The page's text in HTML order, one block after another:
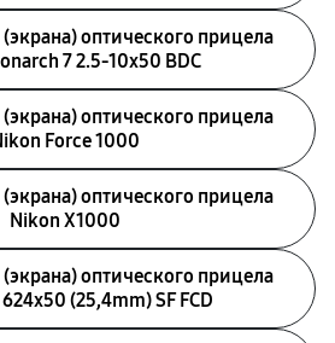
оптического прицела
7 2.5-10x50 BDC
оптического прицела
Force 1000
оптического прицела
Nikon X1000
оптического прицела
(25,4mm) SF FCD